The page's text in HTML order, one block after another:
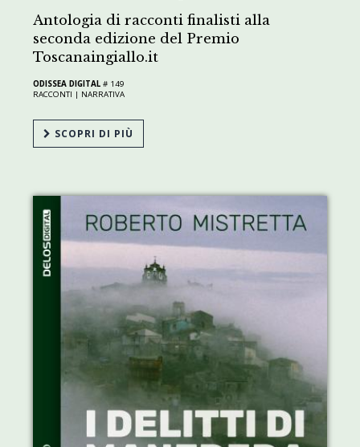
Antologia di racconti finalisti alla
seconda edizione del Premio
Toscanaingiallo.it
ODISSEA DIGITAL # 149
RACCONTI | NARRATIVA
SCOPRI DI PIÙ